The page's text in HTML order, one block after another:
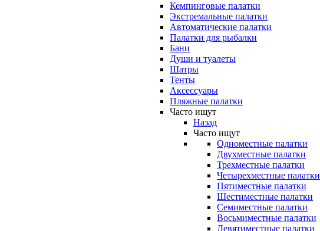
Кемпинговые палатки
Экстремальные палатки
Автоматические палатки
Палатки для рыбалки
Бани
Души и туалеты
Шатры
Тенты
Аксессуары
Пляжные палатки
Часто ищут
Назад
Часто ищут
Одноместные палатки
Двухместные палатки
Трехместные палатки
Четырехместные палатки
Пятиместные палатки
Шестиместные палатки
Семиместные палатки
Восьмиместные палатки
Девятиместные палатки